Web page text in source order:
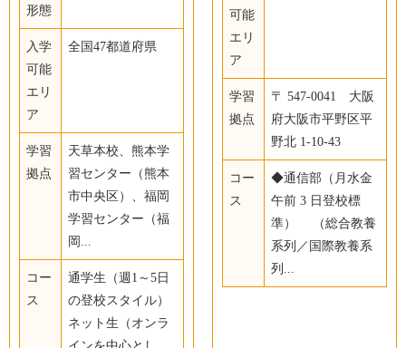
形態
入学
可能
エリ
ア
全国47都道府県
学習
拠点
天草本校、熊本学
習センター（熊本
市中央区）、福岡
学習センター（福
岡...
コー
ス
通学生（週1～5日
の登校スタイル）
ネット生（オンラ
可能
エリ
ア
学習
拠点
〒 547-0041 大阪
府大阪市平野区平
野北 1-10-43
コー
ス
◆通信部（月水金
午前 3 日登校標
準） （総合教養
系列／国際教養系
列...